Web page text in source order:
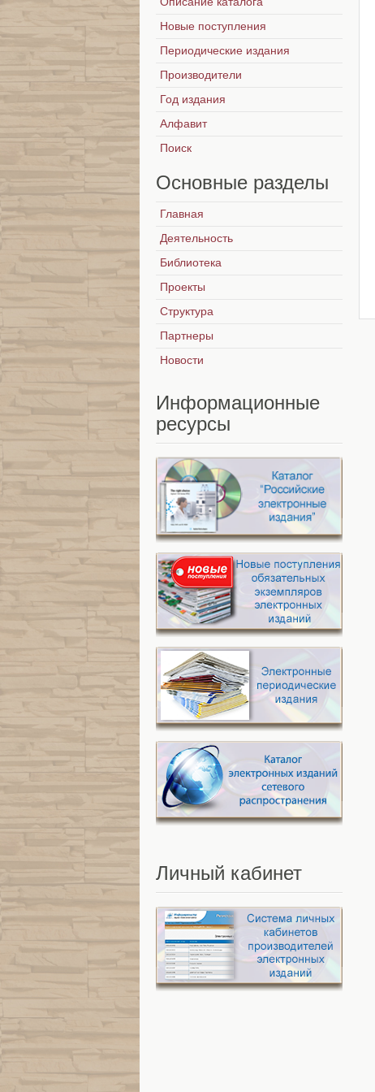
Новые поступления
Периодические издания
Производители
Год издания
Алфавит
Поиск
Основные разделы
Главная
Деятельность
Библиотека
Проекты
Структура
Партнеры
Новости
Информационные
ресурсы
Личный кабинет